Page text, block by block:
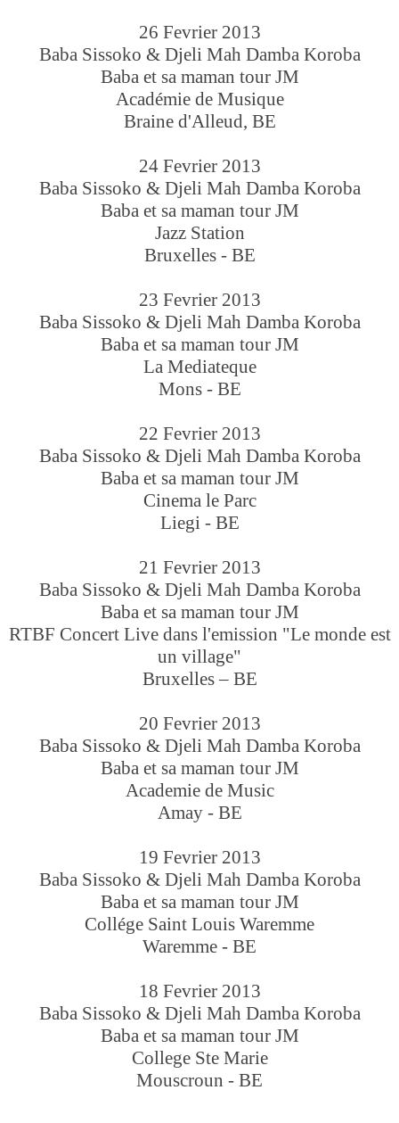
26 Fevrier 2013
Baba Sissoko & Djeli Mah Damba Koroba
Baba et sa maman tour JM
Académie de Musique
Braine d'Alleud, BE
24 Fevrier 2013
Baba Sissoko & Djeli Mah Damba Koroba
Baba et sa maman tour JM
Jazz Station
Bruxelles - BE
23 Fevrier 2013
Baba Sissoko & Djeli Mah Damba Koroba
Baba et sa maman tour JM
La Mediateque
Mons - BE
22 Fevrier 2013
Baba Sissoko & Djeli Mah Damba Koroba
Baba et sa maman tour JM
Cinema le Parc
Liegi - BE
21 Fevrier 2013
Baba Sissoko & Djeli Mah Damba Koroba
Baba et sa maman tour JM
RTBF Concert Live dans l'emission "Le monde est
un village"
Bruxelles – BE
20 Fevrier 2013
Baba Sissoko & Djeli Mah Damba Koroba
Baba et sa maman tour JM
Academie de Music
Amay - BE
19 Fevrier 2013
Baba Sissoko & Djeli Mah Damba Koroba
Baba et sa maman tour JM
Collége Saint Louis Waremme
Waremme - BE
18 Fevrier 2013
Baba Sissoko & Djeli Mah Damba Koroba
Baba et sa maman tour JM
College Ste Marie
Mouscroun - BE